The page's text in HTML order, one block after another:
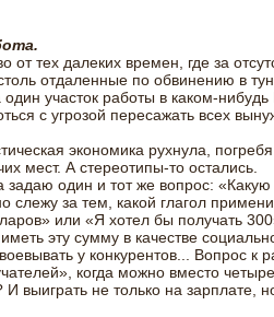
от тех далеких времен, где за
отдаленные по обвинению в
один участок работы в каком-
с угрозой пересажать всех
экономика рухнула,
мест. А стереотипы-то остались.
задаю один и тот же вопрос: «Какую
слежу за тем, какой глагол
или «Я хотел бы получать
эту сумму в качестве
у конкурентов... Вопрос к
когда можно вместо
выиграть не только на зарплате,